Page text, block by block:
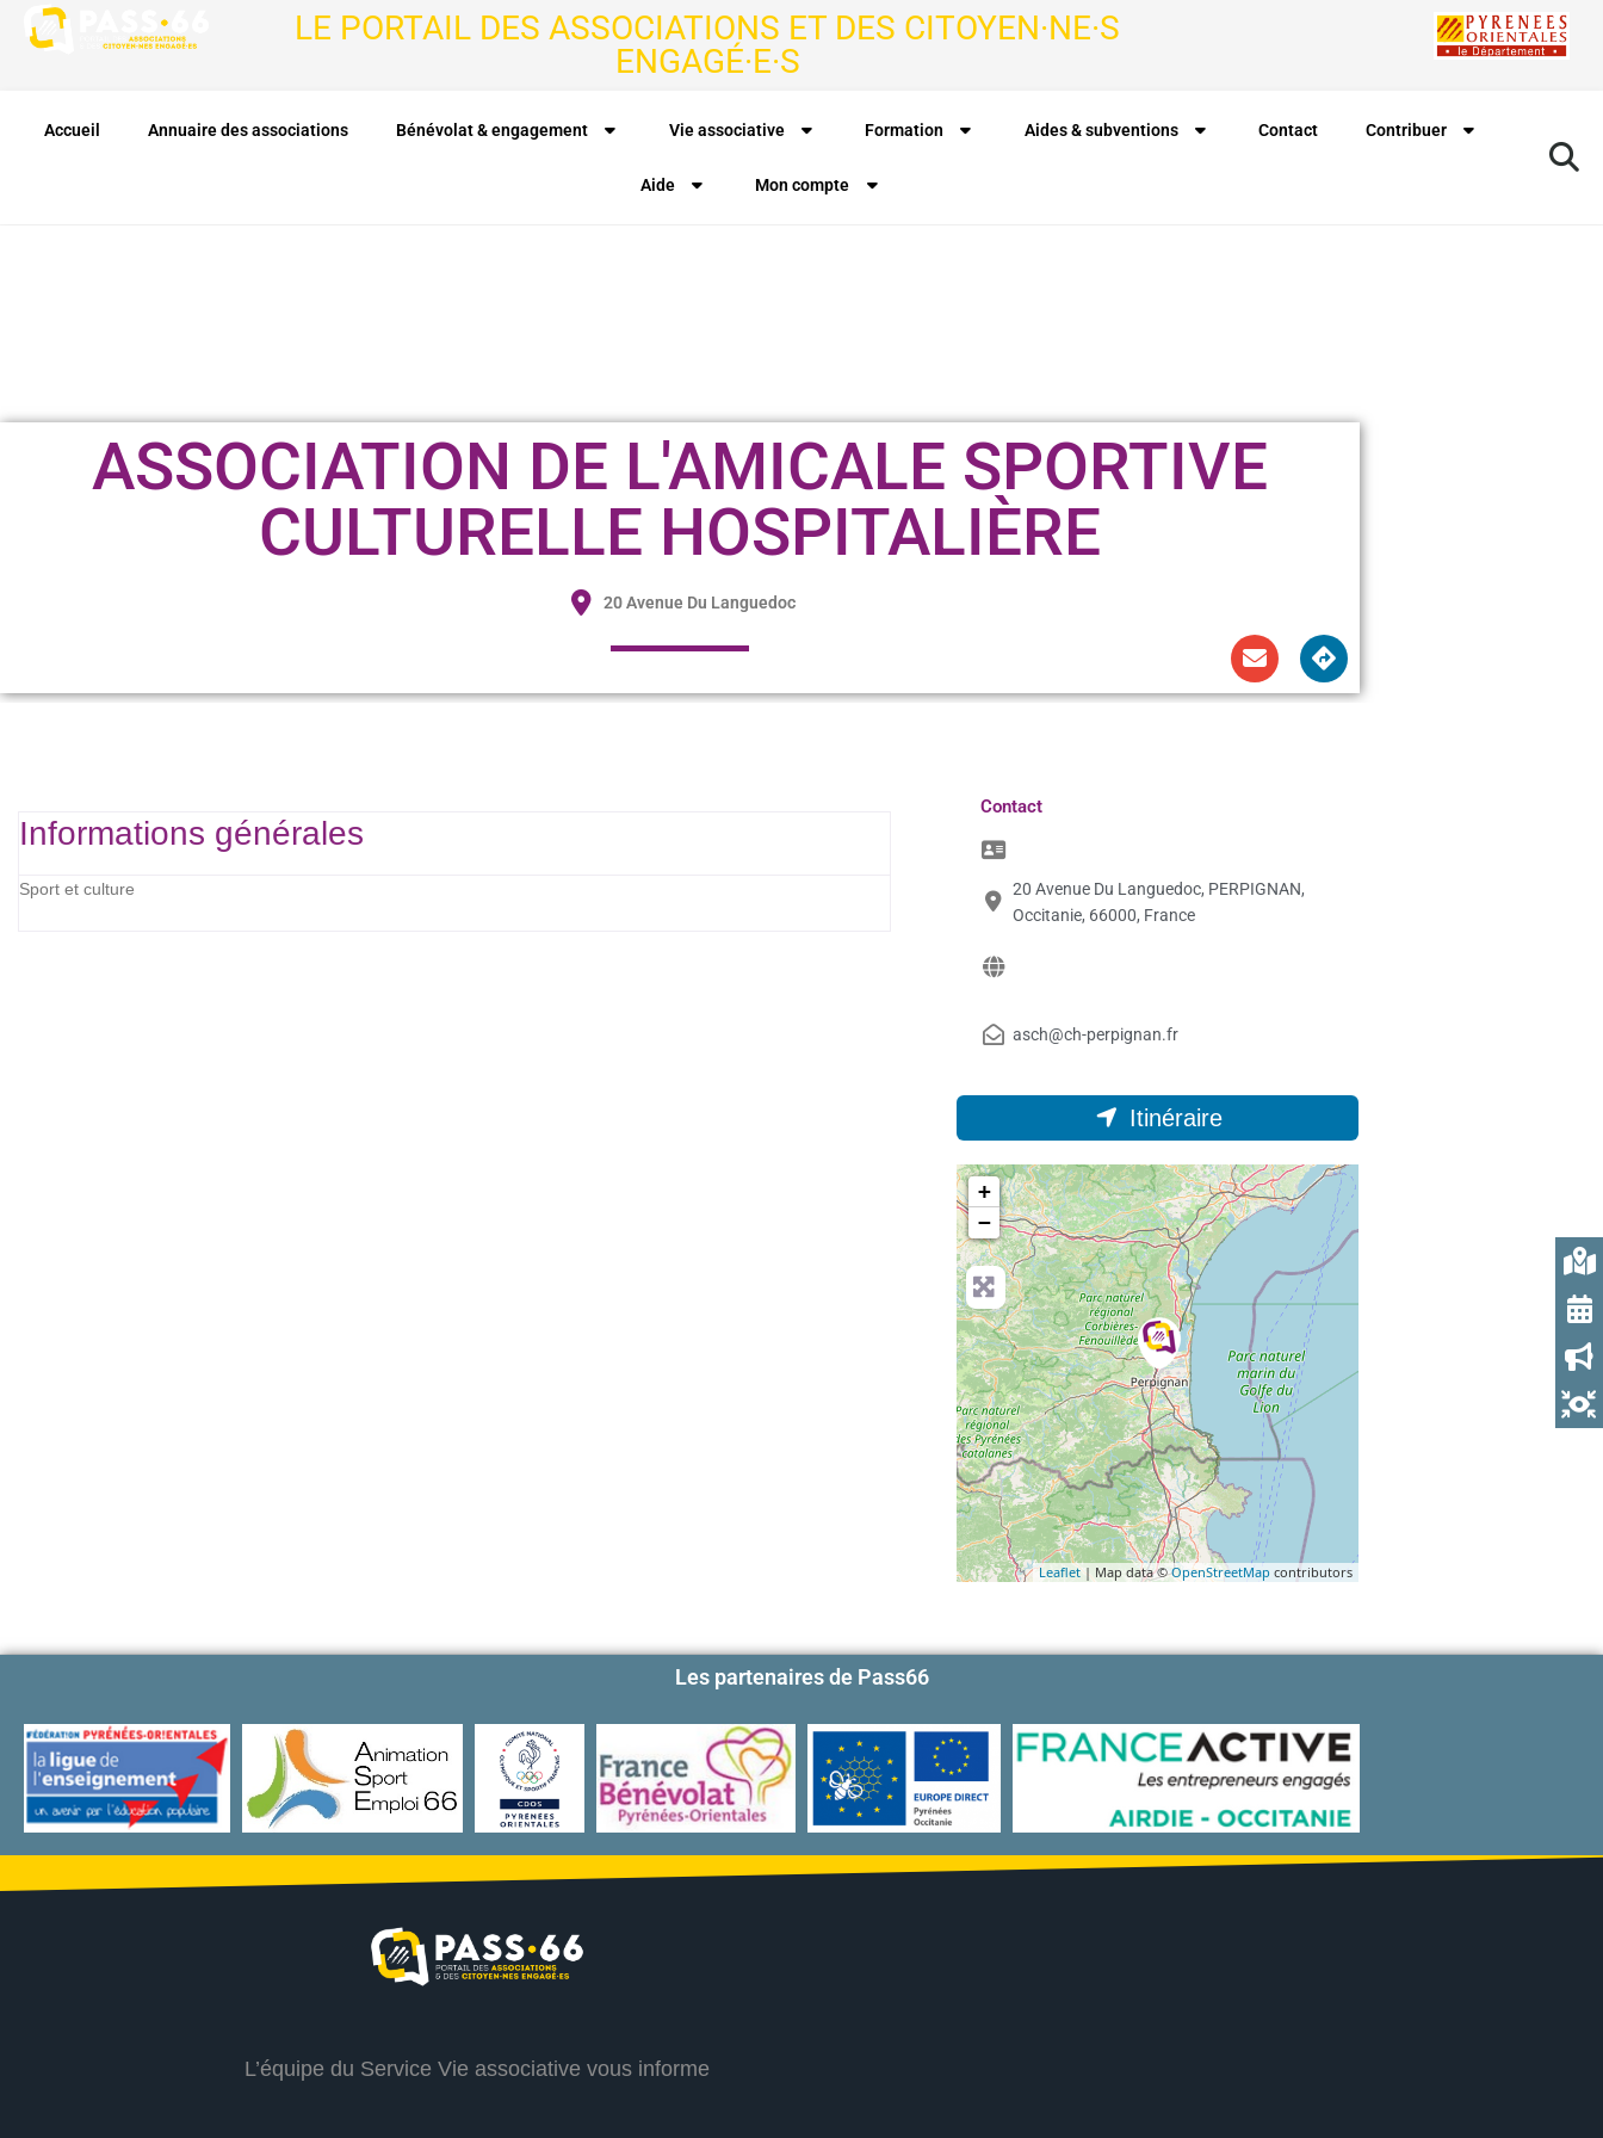
LE PORTAIL DES ASSOCIATIONS ET DES CITOYEN·NE·S
ENGAGÉ·E·S
Accueil Annuaire des associations Bénévolat & engagement Vie associative Formation Aides & subventions Contact Contribuer
Aide Mon compte
ASSOCIATION DE L'AMICALE SPORTIVE
CULTURELLE HOSPITALIÈRE
20 Avenue Du Languedoc
Informations générales
Sport et culture
Contact
20 Avenue Du Languedoc, PERPIGNAN,
Occitanie, 66000, France
asch@ch-perpignan.fr
Itinéraire
+
−
Leaflet| Map data ©OpenStreetMap contributors
Les partenaires de Pass66
L’équipe du Service Vie associative vous informe